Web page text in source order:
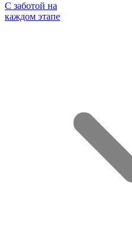
С заботой на
каждом этапе